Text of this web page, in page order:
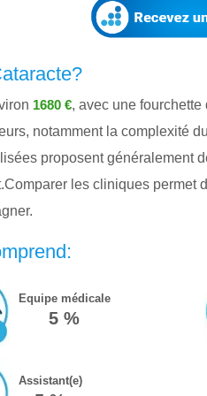
1680 €, avec une
notamment la complexité
proposent
les cliniques
Equipe médicale
5 %
Assistant(e)